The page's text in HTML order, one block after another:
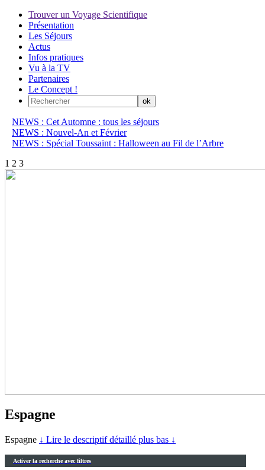
Trouver un Voyage Scientifique
Présentation
Les Séjours
Actus
Infos pratiques
Vu à la TV
Partenaires
Le Concept !
NEWS : Cet Automne : tous les séjours
NEWS : Nouvel-An et Février
NEWS : Spécial Toussaint : Halloween au Fil de l’Arbre
1 2 3
Espagne
Espagne ↓ Lire le descriptif détaillé plus bas ↓
Activer la recherche avec filtres